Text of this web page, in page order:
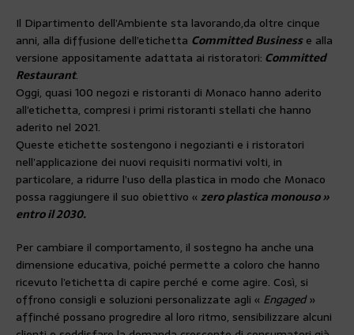
Il Dipartimento dell’Ambiente sta lavorando,da oltre cinque
anni, alla diffusione dell’etichetta Committed Businesse alla
versione appositamente adattata ai ristoratori: Committed
Restaurant.
Oggi, quasi 100 negozi e ristoranti di Monaco hanno aderito
all’etichetta, compresi i primi ristoranti stellati che hanno
aderito nel 2021.
Queste etichette sostengono i negozianti e i ristoratori
nell’applicazione dei nuovi requisiti normativi volti, in
particolare, a ridurre l’uso della plastica in modo che Monaco
possa raggiungere il suo obiettivo « zero plastica monouso »
entro il 2030.
Per cambiare il comportamento, il sostegno ha anche una
dimensione educativa, poiché permette a coloro che hanno
ricevuto l’etichetta di capire perché e come agire. Così, si
offrono consigli e soluzioni personalizzate agli « Engaged»
affinché possano progredire al loro ritmo, sensibilizzare alcuni